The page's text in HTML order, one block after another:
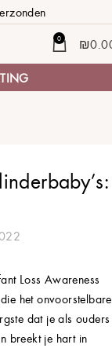
0 ₪
Loss Awareness
het onvoorstelbare
dat je als ouders
breekt je hart in